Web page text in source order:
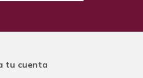
tu cuenta